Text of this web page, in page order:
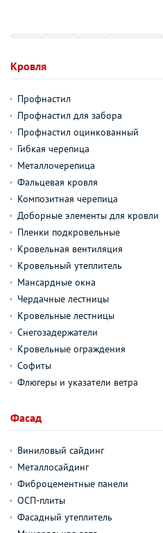
Кровля
Профнастил
Профнастил для забора
Профнастил оцинкованный
Гибкая черепица
Металлочерепица
Фальцевая кровля
Композитная черепица
Доборные элементы для кровли
Пленки подкровельные
Кровельная вентиляция
Кровельный утеплитель
Мансардные окна
Чердачные лестницы
Кровельные лестницы
Снегозадержатели
Кровельные ограждения
Софиты
Флюгеры и указатели ветра
Фасад
Виниловый сайдинг
Металлосайдинг
Фиброцементные панели
ОСП-плиты
Фасадный утеплитель